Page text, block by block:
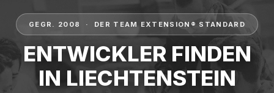
WIE FUNKTIONIERT ES?
KARRIERE
FINDEN
LIECHTENSTEIN
GEGR. 2008 · DER TEAM EXTENSION® STANDARD
ENTWICKLER FINDEN
IN LIECHTENSTEIN